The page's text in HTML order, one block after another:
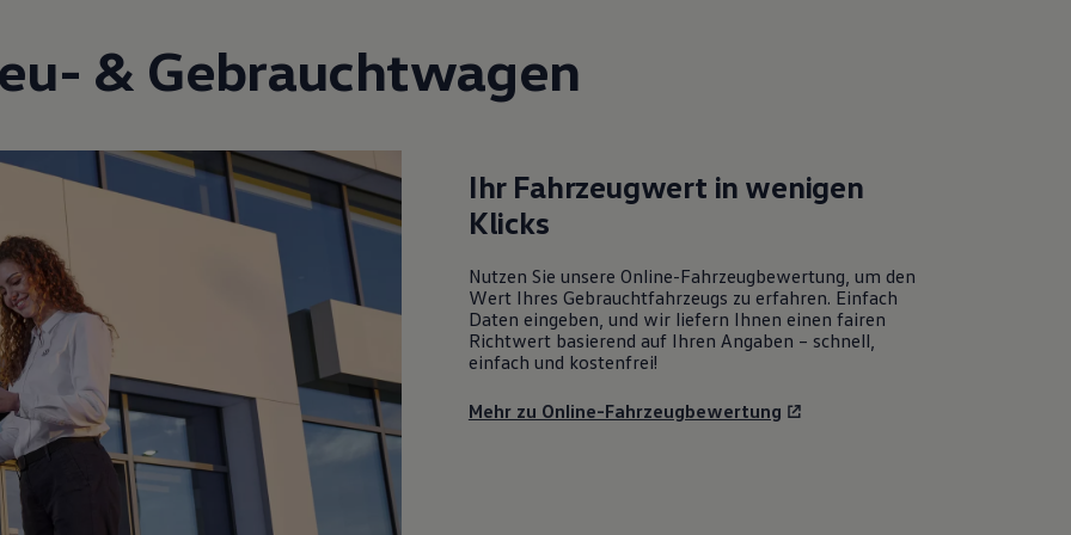
& Gebrauchtwagen
Ihr Fahrzeugwert in wenigen
Klicks
Nutzen Sie unsere Online-Fahrzeugbewertung, um den
Wert Ihres Gebrauchtfahrzeugs zu erfahren. Einfach
Daten eingeben, und wir liefern Ihnen einen fairen
Richtwert basierend auf Ihren Angaben – schnell,
einfach und kostenfrei!
Mehr zu Online-Fahrzeugbewertung